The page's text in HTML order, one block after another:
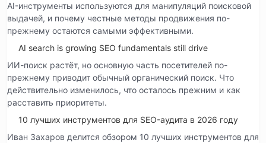
AI-инструменты используются для манипуляций поисковой
выдачей, и почему честные методы продвижения по-
прежнему остаются самыми эффективными.
AI search is growing SEO fundamentals still drive
ИИ-поиск растёт, но основную часть посетителей по-
прежнему приводит обычный органический поиск. Что
действительно изменилось, что осталось прежним и как
расставить приоритеты.
10 лучших инструментов для SEO-аудита в 2026 году
Иван Захаров делится обзором 10 лучших инструментов для